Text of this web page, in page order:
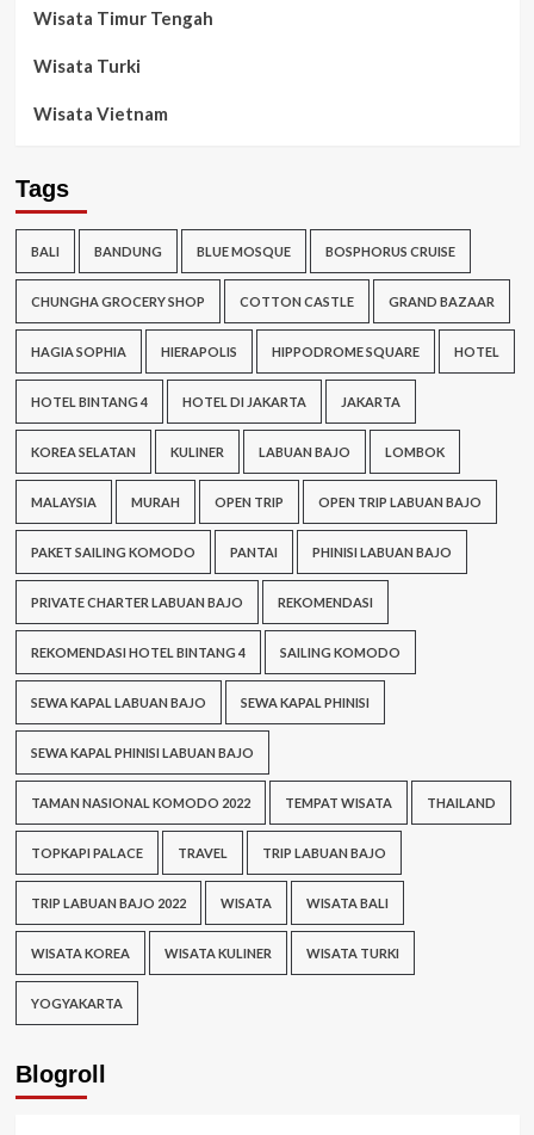
Wisata Timur Tengah
Wisata Turki
Wisata Vietnam
Tags
BALI BANDUNG BLUE MOSQUE BOSPHORUS CRUISE
CHUNGHA GROCERY SHOP COTTON CASTLE GRAND BAZAAR
HAGIA SOPHIA HIERAPOLIS HIPPODROME SQUARE HOTEL
HOTEL BINTANG 4 HOTEL DI JAKARTA JAKARTA
KOREA SELATAN KULINER LABUAN BAJO LOMBOK
MALAYSIA MURAH OPEN TRIP OPEN TRIP LABUAN BAJO
PAKET SAILING KOMODO PANTAI PHINISI LABUAN BAJO
PRIVATE CHARTER LABUAN BAJO REKOMENDASI
REKOMENDASI HOTEL BINTANG 4 SAILING KOMODO
SEWA KAPAL LABUAN BAJO SEWA KAPAL PHINISI
SEWA KAPAL PHINISI LABUAN BAJO
TAMAN NASIONAL KOMODO 2022 TEMPAT WISATA THAILAND
TOPKAPI PALACE TRAVEL TRIP LABUAN BAJO
TRIP LABUAN BAJO 2022 WISATA WISATA BALI
WISATA KOREA WISATA KULINER WISATA TURKI
YOGYAKARTA
Blogroll